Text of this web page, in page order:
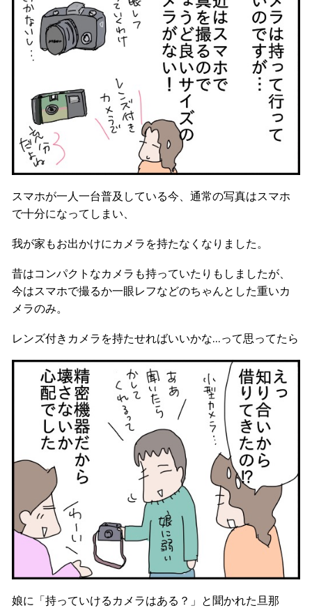
スマホが一人一台普及している今、通常の写真はスマホ
で十分になってしまい、
我が家もお出かけにカメラを持たなくなりました。
昔はコンパクトなカメラも持っていたりもしましたが、
今はスマホで撮るか一眼レフなどのちゃんとした重いカ
メラのみ。
レンズ付きカメラを持たせればいいかな…って思ってたら
娘に「持っていけるカメラはある？」と聞かれた旦那